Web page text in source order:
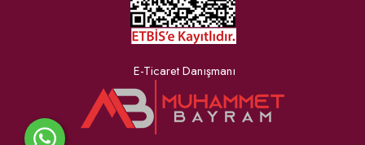
E-Ticaret Danışmanı